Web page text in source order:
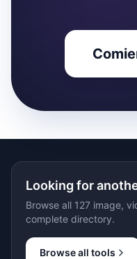
Looking for
Browse all 127 image,
complete directory.
Browse all tools